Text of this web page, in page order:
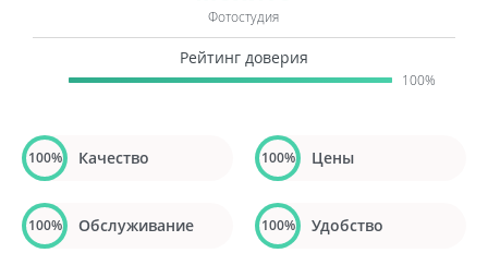
Фотостудия
Рейтинг доверия
100%
100% Качество 100% Цены
100% Обслуживание 100% Удобство